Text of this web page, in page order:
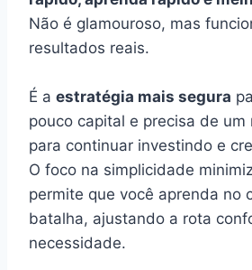
Não é glamouroso, mas
resultados reais.
É a estratégia mais segura
pouco capital e precisa de um
para continuar investindo e
O foco na simplicidade
permite que você aprenda no
batalha, ajustando a rota
necessidade.